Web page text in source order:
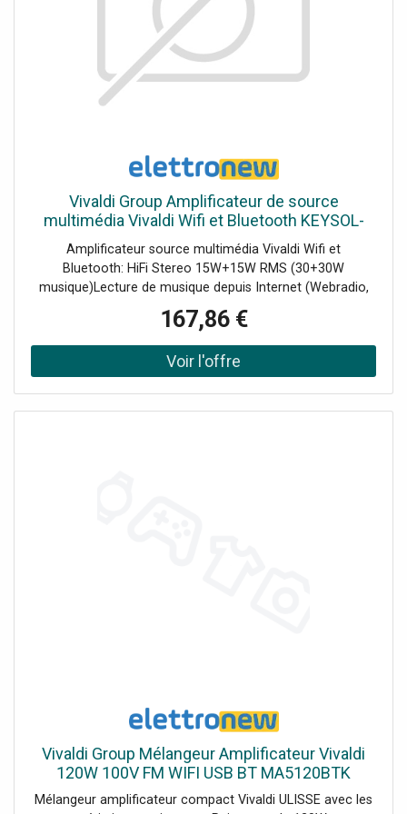
Vivaldi Group Amplificateur de source
multimédia Vivaldi Wifi et Bluetooth KEYSOL-
15S
Amplificateur source multimédia Vivaldi Wifi et
Bluetooth: HiFi Stereo 15W+15W RMS (30+30W
musique)Lecture de musique depuis Internet (Webradio,
Spotify ), depuis l'USB ou depuis vos appareils via
Bluetooth ou AirPlayTéléchargez l'application gratuite
VIVALDI sur Play Store et App Store
167,86 €
Vivaldi Group Mélangeur Amplificateur Vivaldi
120W 100V FM WIFI USB BT MA5120BTK
Mélangeur amplificateur compact Vivaldi ULISSE avec les